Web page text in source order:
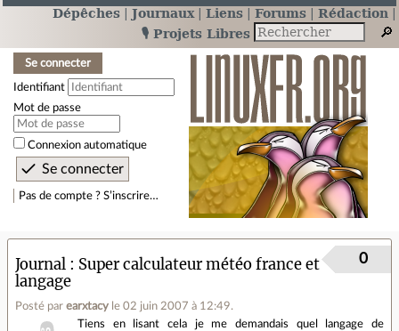
Dépêches Journaux Liens Forums
Rédaction
🎙️ Projets Libres
Se connecter
Identifiant
Mot de passe
Connexion automatique
Pas de compte ? S’inscrire…
Journal
Super calculateur météo france et
langage
Posté par earxtacy le 02 juin 2007 à 12:49.
0
Tiens en lisant cela je me demandais quel langage de